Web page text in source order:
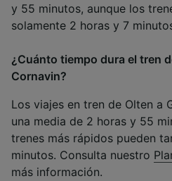
y 55 minutos, aunque los
solamente 2 horas y 7
¿Cuánto tiempo dura el tren
Cornavin?
Los viajes en tren de Olten a
una media de 2 horas y 55
trenes más rápidos pueden
minutos. Consulta nuestro
más información.